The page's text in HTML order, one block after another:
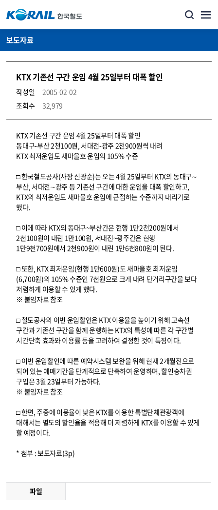
보도자료
KTX 기존선 구간 운임 4월 25일부터 대폭 할인
작성일
2005-02-02
조회수
32,979
뉴스·홍보_보도자료 상세보기 – 내용, 파일, 담당자 연락처로 구성
KTX 기존선 구간 운임 4월 25일부터 대폭 할인
동대구-부산 2천100원, 서대전-광주 2천900원씩 내려
KTX 최저운임도 새마을호 운임의 105% 수준
□ 한국철도공사(사장 신광순)는 오는 4월 25일부터 KTX의 동대구∼
부산, 서대전∼광주 등 기존선 구간에 대한 운임을 대폭 할인하고,
KTX의 최저운임도 새마을호 운임에 근접하는 수준까지 내리기로
했다.
□ 이에 따라 KTX의 동대구~부산간은 현행 1만2천200원에서
2천100원이 내린 1만100원, 서대전~광주간은 현행
1만9천700원에서 2천900원이 내린 1만6천800원이 된다.
□ 또한, KTX 최저운임(현행 1만600원)도 새마을호 최저운임
(6,700원)의 105% 수준인 7천원으로 크게 내려 단거리구간을 보다
저렴하게 이용할 수 있게 했다.
※ 붙임자료 참조
□ 철도공사의 이번 운임할인은 KTX 이용율을 높이기 위해 고속선
구간과 기존선 구간을 함께 운행하는 KTX의 특성에 따른 각 구간별
시간단축 효과와 이용률 등을 고려하여 결정한 것이 특징이다.
□ 이번 운임할인에 따른 예약시스템 보완을 위해 현재 2개월전으로
되어 있는 예매기간을 단계적으로 단축하여 운영하며, 할인승차권
구입은 3월 23일부터 가능하다.
※ 붙임자료 참조
□ 한편, 주중에 이용율이 낮은 KTX를 이용한 특별단체관광객에
대해서는 별도의 할인율을 적용해 더 저렴하게 KTX를 이용할 수 있게
할 예정이다.
* 첨부 : 보도자료(3p)
파일